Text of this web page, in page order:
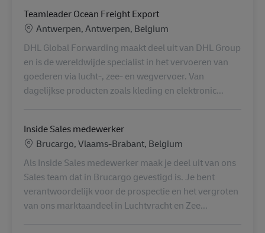
Teamleader Ocean Freight Export
Standort
Antwerpen, Antwerpen, Belgium
DHL Global Forwarding maakt deel uit van DHL Group
en is de wereldwijde specialist in het vervoeren van
goederen via lucht-, zee- en wegvervoer. Van
dagelijkse producten zoals kleding en elektronic...
Inside Sales medewerker
Standort
Brucargo, Vlaams-Brabant, Belgium
Als Inside Sales medewerker maak je deel uit van ons
Sales team dat in Brucargo gevestigd is. Je bent
verantwoordelijk voor de prospectie en het vergroten
van ons marktaandeel in Luchtvracht en Zee...